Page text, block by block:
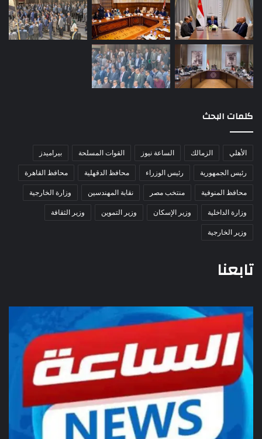
كلمات البحث
الأهلي الزمالك الساعة نيوز القوات المسلحة
بيراميدز
رئيس الجمهورية
رئيس الوزراء محافظ الدقهلية
محافظ القاهرة
محافظ المنوفية
منتخب مصر نقابة المهندسين
وزارة الخارجية
وزارة الداخلية
وزير الإسكان وزير التموين
وزير الثقافة
وزير الخارجية
تابعنا